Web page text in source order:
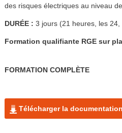
des risques électriques au niveau
DURÉE : 3 jours (21 heures, les 24,
Formation qualifiante RGE sur
FORMATION COMPLÈTE
Télécharger la documentation